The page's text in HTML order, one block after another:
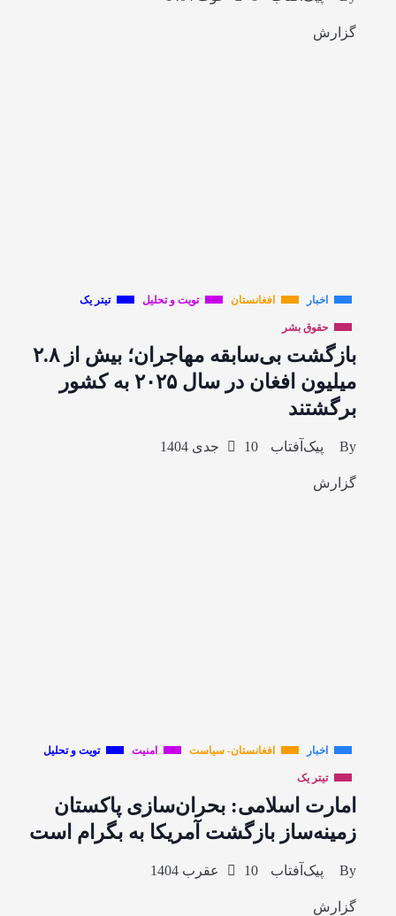
گزارش
اخبار افغانستان تویت و تحلیل تیتر یک
حقوق بشر
بازگشت بی‌سابقه مهاجران؛ بیش از ۲.۸
میلیون افغان در سال ۲۰۲۵ به کشور
برگشتند
By پیک‌آفتاب 10 جدی 1404
گزارش
اخبار افغانستان- سیاست امنیت تویت و تحلیل
تیتر یک
امارت اسلامی: بحران‌سازی پاکستان
زمینه‌ساز بازگشت آمریکا به بگرام است
By پیک‌آفتاب 10 عقرب 1404
گزارش